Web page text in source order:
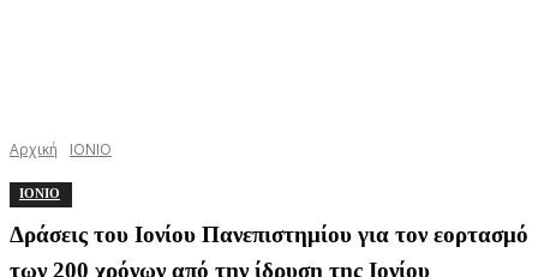
Αρχική ΙΟΝΙΟ
ΙΟΝΙΟ
Δράσεις του Ιονίου Πανεπιστημίου για τον εορτασμό
των 200 χρόνων από την ίδρυση της Ιονίου